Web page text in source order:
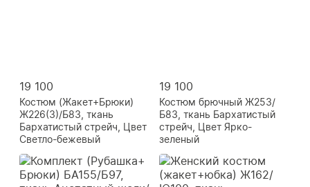
19 100
Костюм (Жакет+Брюки)
Ж226(3)/Б83, ткань
Бархатистый стрейч, Цвет
Светло-бежевый
19 100
Костюм брючный Ж253/
Б83, ткань Бархатистый
стрейч, Цвет Ярко-
зеленый